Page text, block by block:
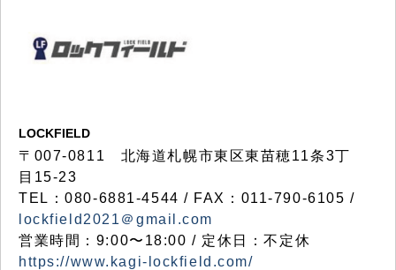
LOCKFIELD
〒007-0811 北海道札幌市東区東苗穂11条3丁
目15-23
TEL：080-6881-4544 / FAX：011-790-6105 /
lockfield2021＠gmail.com
営業時間：9:00〜18:00 / 定休日：不定休
https://www.kagi-lockfield.com/